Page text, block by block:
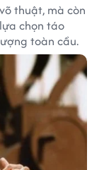
thuật, mà còn
chọn táo
toàn cầu.